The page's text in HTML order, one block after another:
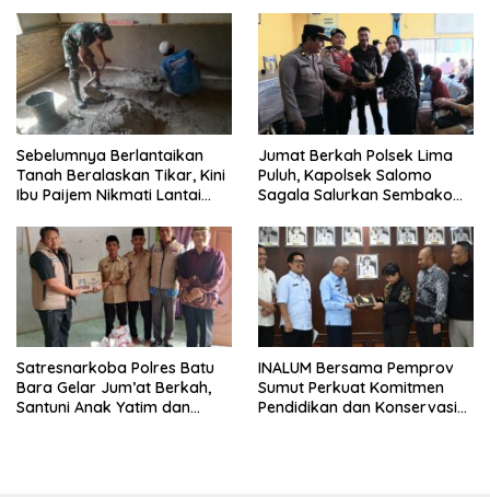
Sebelumnya Berlantaikan
Tanah Beralaskan Tikar, Kini
Ibu Paijem Nikmati Lantai
Satgas TMMD Ke-129 Kodim
0208/Asahan
Jumat Berkah Polsek Lima
Puluh, Kapolsek Salomo
Sagala Salurkan Sembako
Gambus
Satresnarkoba Polres Batu
Bara Gelar Jum’at Berkah,
Santuni Anak Yatim dan
INALUM Bersama Pemprov
Sumut Perkuat Komitmen
Pendidikan dan Konservasi